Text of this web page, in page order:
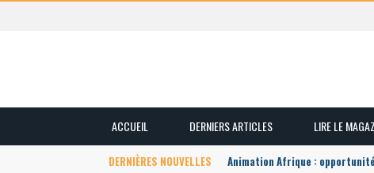
ACCUEIL DERNIERS ARTICLES LIRE LE
DERNIÈRES NOUVELLES Animation Afrique :